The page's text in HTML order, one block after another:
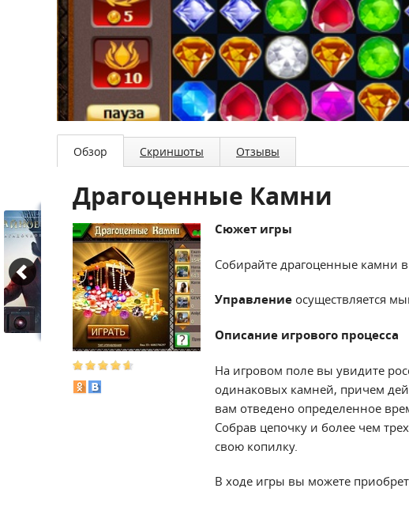
Обзор Скриншоты Отзывы
Драгоценные Камни
Сюжет игры
Собирайте драгоценные камни
Управление осуществляется
Описание игрового процесса
На игровом поле вы увидите
одинаковых камней, причем
вам отведено определенное
Собрав цепочку и более чем
свою копилку.
В ходе игры вы можете